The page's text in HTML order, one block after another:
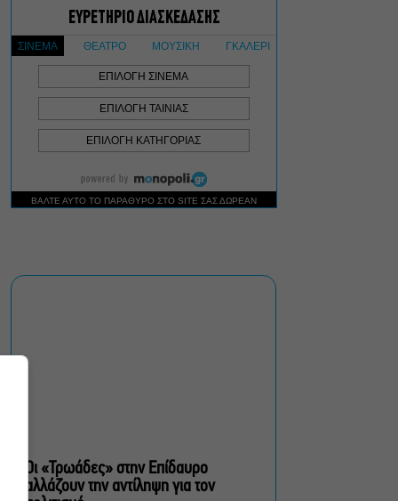
Φθινόπωρο
αρχαιολογικός χώρος του
Ραμνούντος
Δήμος Αθηναίων:
Απομάκρυνση 240
τραπεζοκαθισμάτων σε 13
επιχειρησιακές δράσεις
Παγκόσμια πρεμιέρα για τη
Οι «Τρωάδες» στην Επίδαυρο
αλλάζουν την αντίληψη για τον